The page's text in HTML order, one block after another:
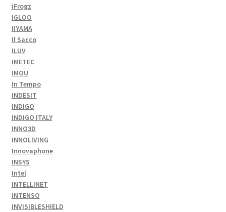
iFrogz
IGLOO
IIYAMA
Il Sacco
ILUV
IMETEC
IMOU
In Tempo
INDESIT
INDIGO
INDIGO ITALY
INNO3D
INNOLIVING
Innovaphone
INSYS
Intel
INTELLINET
INTENSO
INVISIBLESHIELD